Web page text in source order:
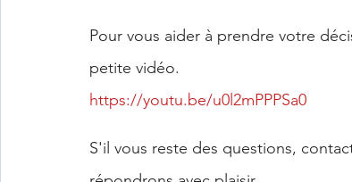
Pour vous aider à prendre votre
petite vidéo.
https://youtu.be/u0l2mPPPSa0
S'il vous reste des questions,